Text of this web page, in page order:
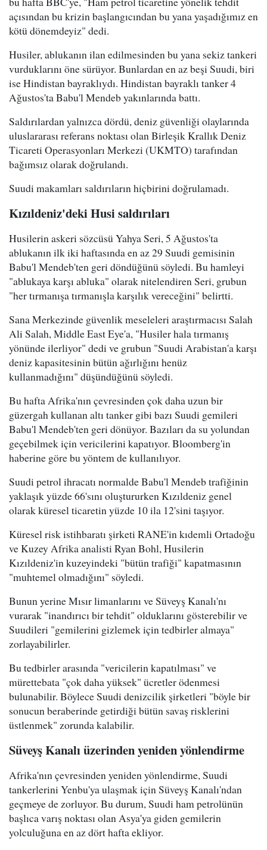
açısından bu krizin başlangıcından bu yana yaşadığımız en
kötü dönemdeyiz" dedi.
Husiler, ablukanın ilan edilmesinden bu yana sekiz tankeri
vurduklarını öne sürüyor. Bunlardan en az beşi Suudi, biri
ise Hindistan bayraklıydı. Hindistan bayraklı tanker 4
Ağustos'ta Babu'l Mendeb yakınlarında battı.
Saldırılardan yalnızca dördü, deniz güvenliği olaylarında
uluslararası referans noktası olan Birleşik Krallık Deniz
Ticareti Operasyonları Merkezi (UKMTO) tarafından
bağımsız olarak doğrulandı.
Suudi makamları saldırıların hiçbirini doğrulamadı.
Kızıldeniz'deki Husi saldırıları
Husilerin askeri sözcüsü Yahya Seri, 5 Ağustos'ta
ablukanın ilk iki haftasında en az 29 Suudi gemisinin
Babu'l Mendeb'ten geri döndüğünü söyledi. Bu hamleyi
"ablukaya karşı abluka" olarak nitelendiren Seri, grubun
"her tırmanışa tırmanışla karşılık vereceğini" belirtti.
Sana Merkezinde güvenlik meseleleri araştırmacısı Salah
Ali Salah, Middle East Eye'a, "Husiler hala tırmanış
yönünde ilerliyor" dedi ve grubun "Suudi Arabistan'a karşı
deniz kapasitesinin bütün ağırlığını henüz
kullanmadığını" düşündüğünü söyledi.
Bu hafta Afrika'nın çevresinden çok daha uzun bir
güzergah kullanan altı tanker gibi bazı Suudi gemileri
Babu'l Mendeb'ten geri dönüyor. Bazıları da su yolundan
geçebilmek için vericilerini kapatıyor. Bloomberg'in
haberine göre bu yöntem de kullanılıyor.
Suudi petrol ihracatı normalde Babu'l Mendeb trafiğinin
yaklaşık yüzde 66'sını oluştururken Kızıldeniz genel
olarak küresel ticaretin yüzde 10 ila 12'sini taşıyor.
Küresel risk istihbaratı şirketi RANE'in kıdemli Ortadoğu
ve Kuzey Afrika analisti Ryan Bohl, Husilerin
Kızıldeniz'in kuzeyindeki "bütün trafiği" kapatmasının
"muhtemel olmadığını" söyledi.
Bunun yerine Mısır limanlarını ve Süveyş Kanalı'nı
vurarak "inandırıcı bir tehdit" olduklarını gösterebilir ve
Suudileri "gemilerini gizlemek için tedbirler almaya"
zorlayabilirler.
Bu tedbirler arasında "vericilerin kapatılması" ve
mürettebata "çok daha yüksek" ücretler ödenmesi
bulunabilir. Böylece Suudi denizcilik şirketleri "böyle bir
sonucun beraberinde getirdiği bütün savaş risklerini
üstlenmek" zorunda kalabilir.
Süveyş Kanalı üzerinden yeniden yönlendirme
Afrika'nın çevresinden yeniden yönlendirme, Suudi
tankerlerini Yenbu'ya ulaşmak için Süveyş Kanalı'ndan
geçmeye de zorluyor. Bu durum, Suudi ham petrolünün
başlıca varış noktası olan Asya'ya giden gemilerin
yolculuğuna en az dört hafta ekliyor.